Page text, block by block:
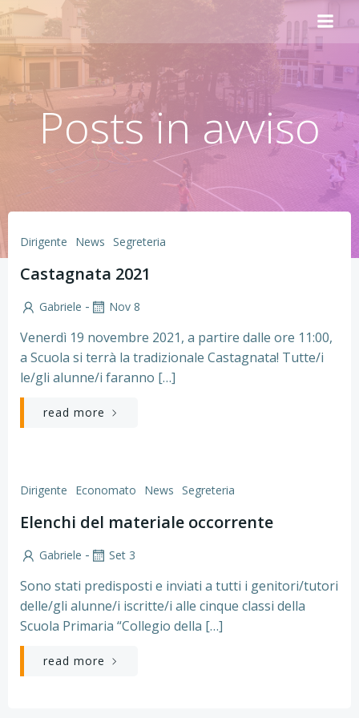
contenuto
Posts in avviso
Dirigente News Segreteria
Castagnata 2021
Gabriele - Nov 8
Venerdì 19 novembre 2021, a partire dalle ore 11:00,
a Scuola si terrà la tradizionale Castagnata! Tutte/i
le/gli alunne/i faranno […]
read more
Dirigente Economato News Segreteria
Elenchi del materiale occorrente
Gabriele - Set 3
Sono stati predisposti e inviati a tutti i genitori/tutori
delle/gli alunne/i iscritte/i alle cinque classi della
Scuola Primaria “Collegio della […]
read more